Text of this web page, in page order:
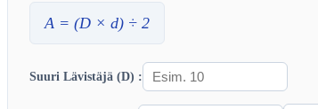
A = (D × d) ÷ 2
Suuri Lävistäjä (D) :